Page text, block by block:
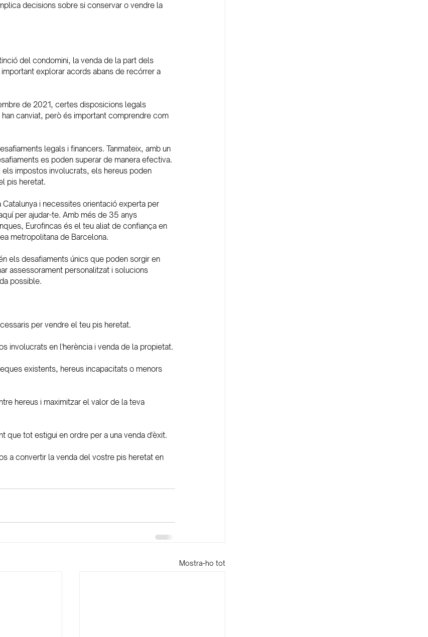
decisions sobre si conservar o vendre la
explorar acords abans de recórrer a
de 2021, certes disposicions legals
canviat, però és important comprendre com
legals i financers. Tanmateix, amb un
es poden superar de manera efectiva.
impostos involucrats, els hereus poden
pis heretat.
i necessites orientació experta per
per ajudar-te. Amb més de 35 anys
Eurofincas és el teu aliat de confiança en
metropolitana de Barcelona.
els desafiaments únics que poden sorgir en
assessorament personalitzat i solucions
possible.
per vendre el teu pis heretat.
involucrats en l'herència i venda de la propietat.
existents, hereus incapacitats o menors
hereus i maximitzar el valor de la teva
que tot estigui en ordre per a una venda d'èxit.
a convertir la venda del vostre pis heretat en
Mostra-ho tot